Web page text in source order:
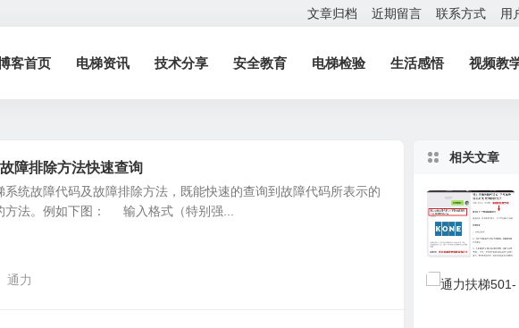
文章归档 近期留言 联系方式 用
客首页 电梯资讯 技术分享 安全教育 电梯检验 生活感悟 视频教
障排除方法快速查询
统故障代码及故障排除方法，既能快速的查询到故障代码所表示的
方法。例如下图： 输入格式（特别强...
通力
相关文章